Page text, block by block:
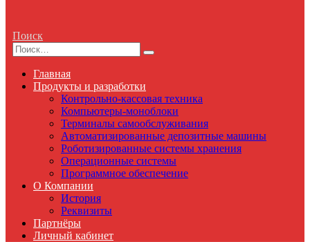
Поиск
Главная
Продукты и разработки
Контрольно-кассовая техника
Компьютеры-моноблоки
Терминалы самообслуживания
Автоматизированные депозитные машины
Роботизированные системы хранения
Операционные системы
Программное обеспечение
О Компании
История
Реквизиты
Партнёры
Личный кабинет